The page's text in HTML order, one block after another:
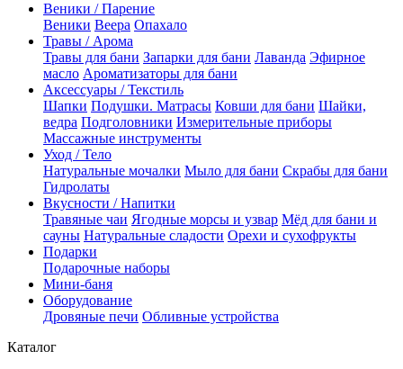
Веники / Парение
Веники Веера Опахало
Травы / Арома
Травы для бани Запарки для бани Лаванда Эфирное
масло Ароматизаторы для бани
Аксессуары / Текстиль
Шапки Подушки. Матрасы Ковши для бани Шайки,
ведра Подголовники Измерительные приборы
Массажные инструменты
Уход / Тело
Натуральные мочалки Мыло для бани Скрабы для бани
Гидролаты
Вкусности / Напитки
Травяные чаи Ягодные морсы и узвар Мёд для бани и
сауны Натуральные сладости Орехи и сухофрукты
Подарки
Подарочные наборы
Мини-баня
Оборудование
Дровяные печи Обливные устройства
Каталог